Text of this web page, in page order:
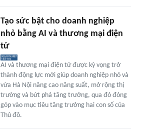
Tạo sức bật cho doanh nghiệp
nhỏ bằng AI và thương mại điện
tử
AI và thương mại điện tử được kỳ vọng trở
thành động lực mới giúp doanh nghiệp nhỏ và
vừa Hà Nội nâng cao năng suất, mở rộng thị
trường và bứt phá tăng trưởng, qua đó đóng
góp vào mục tiêu tăng trưởng hai con số của
Thủ đô.